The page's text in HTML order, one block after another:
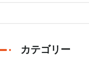
カテゴリー